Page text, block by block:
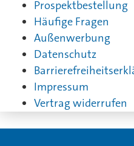
Prospektbestellung
Häufige Fragen
Außenwerbung
Datenschutz
Impressum
Vertrag widerrufen